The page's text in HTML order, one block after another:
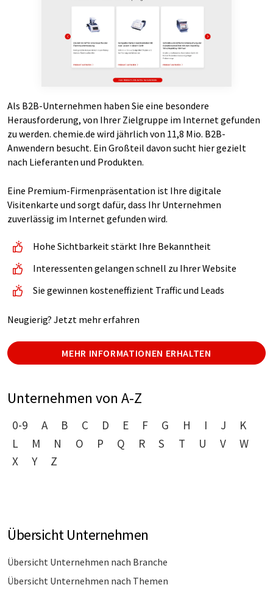
Als B2B-Unternehmen haben Sie eine besondere
Herausforderung, von Ihrer Zielgruppe im Internet gefunden
zu werden. chemie.de wird jährlich von 11,8 Mio. B2B-
Anwendern besucht. Ein Großteil davon sucht hier gezielt
nach Lieferanten und Produkten.
Eine Premium-Firmenpräsentation ist Ihre digitale
Visitenkarte und sorgt dafür, dass Ihr Unternehmen
zuverlässig im Internet gefunden wird.
Hohe Sichtbarkeit stärkt Ihre Bekanntheit
Interessenten gelangen schnell zu Ihrer Website
Sie gewinnen kosteneffizient Traffic und Leads
Neugierig? Jetzt mehr erfahren
MEHR INFORMATIONEN ERHALTEN
Unternehmen von A-Z
0-9 A B C D E F G H I J
K
L
M N O P Q R S T U V
W
X
Y Z
Übersicht Unternehmen
Übersicht Unternehmen nach Branche
Übersicht Unternehmen nach Themen